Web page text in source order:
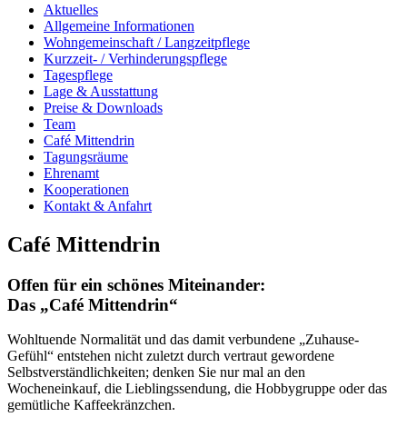
Aktuelles
Allgemeine Informationen
Wohngemeinschaft / Langzeitpflege
Kurzzeit- / Verhinderungspflege
Tagespflege
Lage & Ausstattung
Preise & Downloads
Team
Café Mittendrin
Tagungsräume
Ehrenamt
Kooperationen
Kontakt & Anfahrt
Café Mittendrin
Offen für ein schönes Miteinander:
Das „Café Mittendrin“
Wohltuende Normalität und das damit verbundene „Zuhause-
Gefühl“ entstehen nicht zuletzt durch vertraut gewordene
Selbstverständlichkeiten; denken Sie nur mal an den
Wocheneinkauf, die Lieblingssendung, die Hobbygruppe oder das
gemütliche Kaffeekränzchen.